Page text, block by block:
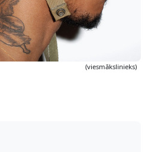
(viesmākslinieks)